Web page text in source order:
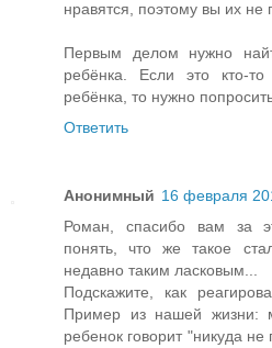
нравятся, поэтому вы их не
Первым делом нужно
ребёнка. Если это кто-
ребёнка, то нужно
Ответить
Анонимный 16 февраля
Роман, спасибо вам за
понять, что же такое
недавно таким ласковым...
Подскажите, как
Пример из нашей жизни:
ребенок говорит "никуда